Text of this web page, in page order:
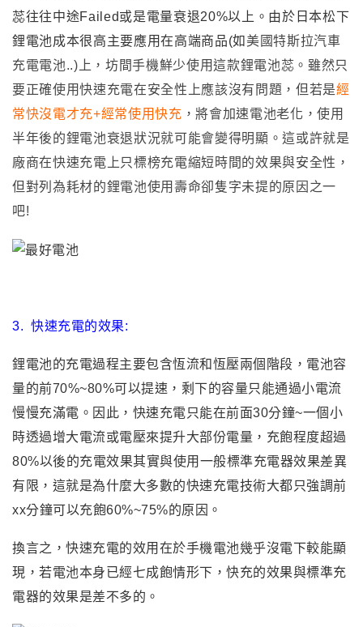
蕊往往中途Failed或是電量衰退20%以上 。由於 日本松下
鋰電池成本很高主要應用在高端商品(如 美國特斯拉汽車
充電電池..)上 ，坊間手機鮮少使用這款鋰電池蕊。 雖然只
要正確使用快速充電在安全性上應該沒有問題 ，但若是經
常快沒電才充+經常使用快充 ，將會加速電池老化，使用
半年後的鋰電池衰退狀況就可能會變得明顯 。這或許就是
廠商在快速充電上只標榜充電縮短時間的效果與安全性 ，
但對列為耗材的鋰電池使用壽命卻隻字未提的原因之一
吧!
3. 快速充電的效果:
鋰電池的充電過程主要包含恆流和恆壓兩個階段，電池容
量的前70%~80%可以提速，剩下的容量只能通過小電流
慢慢充滿電。因此，快速充電只能在前面30分鐘~一個小
時透過增大電流或電壓來提升大部份電量，充飽程度超過
80%以後的充電效果其實與使用一般標準充電器效果差異
有限，這就是為什麼大多數的快速充電技術大都只強調前
xx分鐘可以充飽60%~75%的原因。
換言之 ，快速充電的效用在於手機電池幾乎沒電下較能顯
現 ，若電池本身已經七成飽情形下 ，快充的效果與標準充
電器的效果是差不多的 。